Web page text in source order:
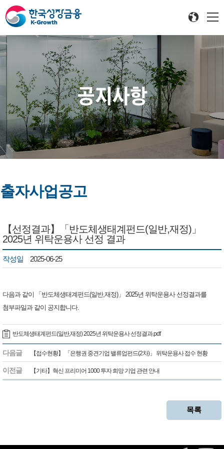
공지사항
출자사업공고
【선정결과】「반도체생태계펀드(일반,재정)」
2025년 위탁운용사 선정 결과
작성일 2025-06-25
다음과 같이 「반도체생태계펀드(일반,재정)」 2025년 위탁운용사 선정결과를
첨부파일과 같이 공지합니다.
반도체생태계펀드(일반,재정) 2025년 위탁운용사 선정결과.pdf
다음글 【접수현황】 「은행권 중견기업 밸류업펀드(2차)」 위탁운용사 접수 현황
이전글 【기타】혁신 프리미어 1000 투자 희망 기업 관련 안내
목록